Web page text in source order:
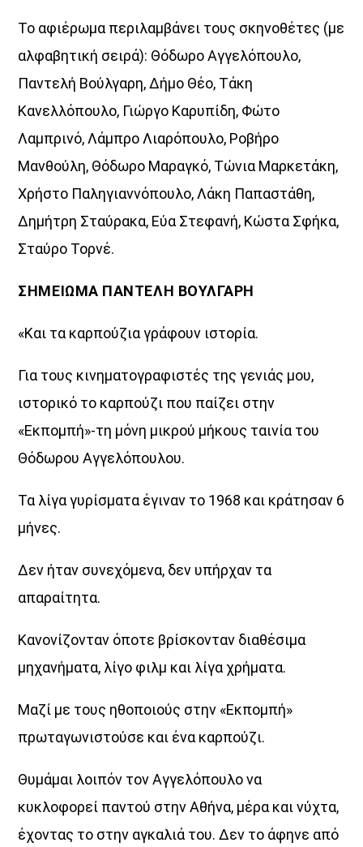
Μέρα Μεσημέρι
12:00
14:00
Μια Θάλασσα Τραγούδια
ΜΟΥΣΙΚΗ
15:00
22:55
Το αφιέρωμα περιλαμβάνει τους σκηνοθέτες (με
αλφαβητική σειρά): Θόδωρο Αγγελόπουλο,
Παντελή Βούλγαρη, Δήμο Θέο, Τάκη
Κανελλόπουλο, Γιώργο Καρυπίδη, Φώτο
Λαμπρινό, Λάμπρο Λιαρόπουλο, Ροβήρο
Μανθούλη, Θόδωρο Μαραγκό, Τώνια Μαρκετάκη,
Χρήστο Παληγιαννόπουλο, Λάκη Παπαστάθη,
Δημήτρη Σταύρακα, Εύα Στεφανή, Κώστα Σφήκα,
Σταύρο Τορνέ.
ΣΗΜΕΙΩΜΑ ΠΑΝΤΕΛΗ ΒΟΥΛΓΑΡΗ
«Και τα καρπούζια γράφουν ιστορία.
Για τους κινηματογραφιστές της γενιάς μου,
ιστορικό το καρπούζι που παίζει στην
«Εκπομπή»-τη μόνη μικρού μήκους ταινία του
Θόδωρου Αγγελόπουλου.
Τα λίγα γυρίσματα έγιναν το 1968 και κράτησαν 6
μήνες.
Δεν ήταν συνεχόμενα, δεν υπήρχαν τα
απαραίτητα.
Κανονίζονταν όποτε βρίσκονταν διαθέσιμα
μηχανήματα, λίγο φιλμ και λίγα χρήματα.
Μαζί με τους ηθοποιούς στην «Εκπομπή»
πρωταγωνιστούσε και ένα καρπούζι.
Θυμάμαι λοιπόν τον Αγγελόπουλο να
κυκλοφορεί παντού στην Αθήνα, μέρα και νύχτα,
έχοντας το στην αγκαλιά του. Δεν το άφηνε από